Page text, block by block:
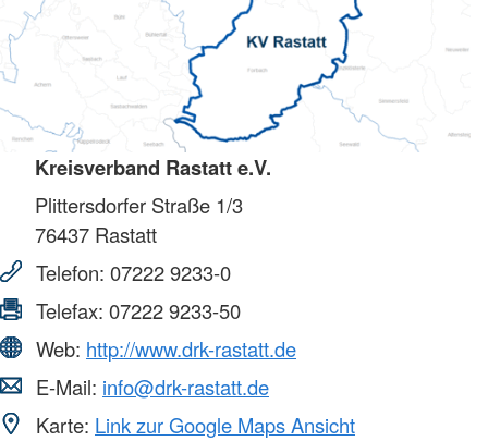
Kreisverband Rastatt e.V.
Plittersdorfer Straße 1/3
76437 Rastatt
Telefon: 07222 9233-0
Telefax: 07222 9233-50
Web: http://www.drk-rastatt.de
E-Mail: info@drk-rastatt.de
Karte: Link zur Google Maps Ansicht